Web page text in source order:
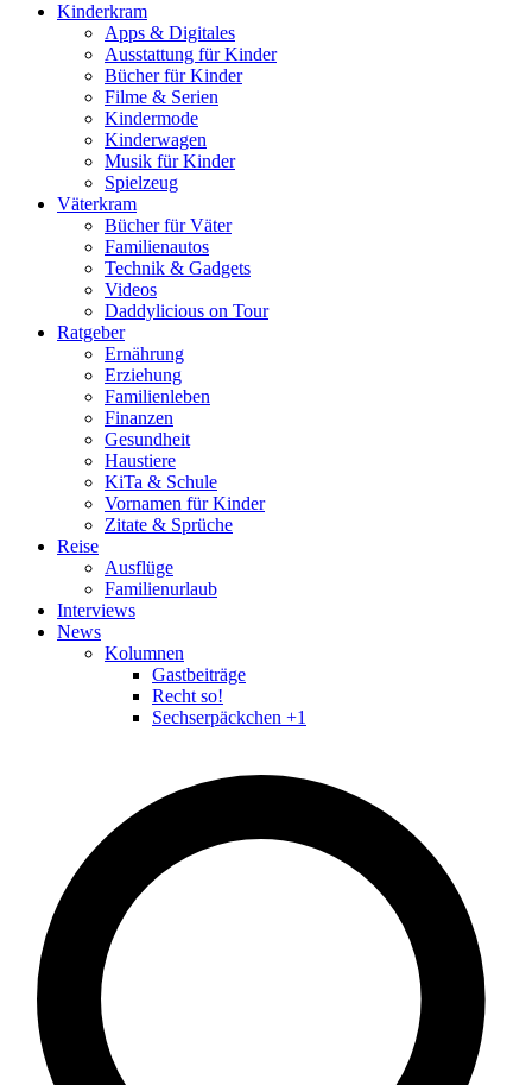
Kinderkram
Apps & Digitales
Ausstattung für Kinder
Bücher für Kinder
Filme & Serien
Kindermode
Kinderwagen
Musik für Kinder
Spielzeug
Väterkram
Bücher für Väter
Familienautos
Technik & Gadgets
Videos
Daddylicious on Tour
Ratgeber
Ernährung
Erziehung
Familienleben
Finanzen
Gesundheit
Haustiere
KiTa & Schule
Vornamen für Kinder
Zitate & Sprüche
Reise
Ausflüge
Familienurlaub
Interviews
News
Kolumnen
Gastbeiträge
Recht so!
Sechserpäckchen +1